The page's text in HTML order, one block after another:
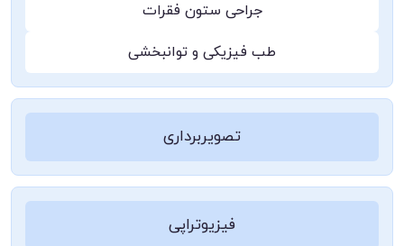
جراحی ستون فقرات
طب فیزیکی و توانبخشی
تصویربرداری
فیزیوتراپی